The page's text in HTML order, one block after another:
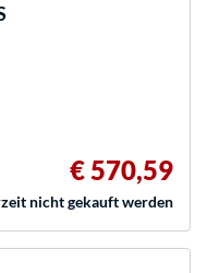
€ 570,59
nicht gekauft werden